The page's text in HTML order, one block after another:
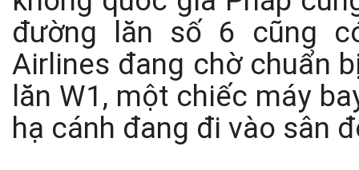
đường lăn số 6 cũng
Airlines đang chờ chuẩn
lăn W1, một chiếc máy
hạ cánh đang đi vào sân